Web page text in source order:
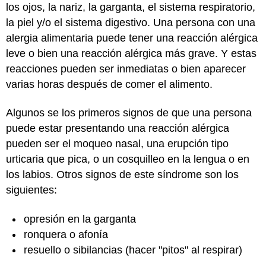
los ojos, la nariz, la garganta, el sistema respiratorio,
la piel y/o el sistema digestivo. Una persona con una
alergia alimentaria puede tener una reacción alérgica
leve o bien una reacción alérgica más grave. Y estas
reacciones pueden ser inmediatas o bien aparecer
varias horas después de comer el alimento.
Algunos se los primeros signos de que una persona
puede estar presentando una reacción alérgica
pueden ser el moqueo nasal, una erupción tipo
urticaria que pica, o un cosquilleo en la lengua o en
los labios. Otros signos de este síndrome son los
siguientes:
opresión en la garganta
ronquera o afonía
resuello o sibilancias (hacer "pitos" al respirar)